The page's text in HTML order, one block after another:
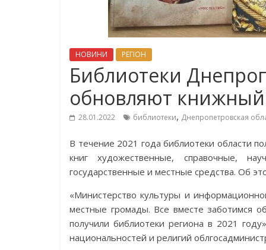
НОВИНИ РЕГІОН
Библиотеки
обновляют
28.01.2022 библиотеки, Днепропетровская
В течение 2021 года библиотеки области
книг художественные, справочные,
государственные и местные средства. Об
«Министерство культуры и
местные громады. Все вместе заботимся
получили библиотеки региона в 2021
национальностей и религий